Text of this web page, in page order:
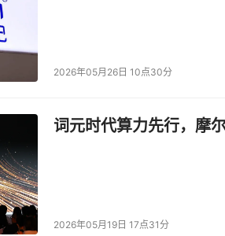
区采购副总监
事总经理
采购经理
国区采购和可持续发展负责人
采购经理
2026年05月26日 10点30分
词元时代算力先行，摩
2026年05月19日 17点31分